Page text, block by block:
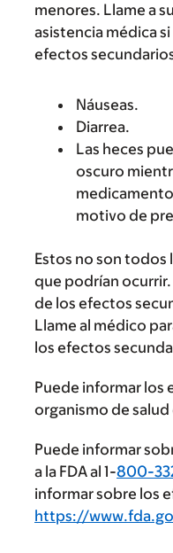
menores. Llame a
asistencia médica
efectos
Náuseas.
Diarrea.
Las heces
oscuro
motivo de
Estos no son todos
que podrían
de los efectos
Llame al médico
los efectos
Puede informar los
organismo de salud
Puede informar
a la FDA al 1-800-
informar sobre los
https://